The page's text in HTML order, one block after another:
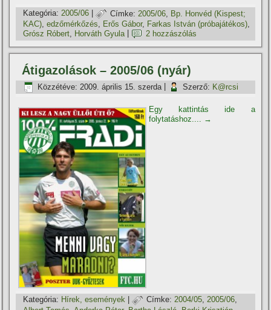
Kategória: 2005/06 | Címke: 2005/06
Bp. Honvéd (Kispest;
KAC),edzőmérkőzés, Erős Gábor, Farkas István (próbajátékos),
Grósz Róbert
Horváth Gyula 2 hozzászólás
Átigazolások – 2005/06 (nyár)
Közzétéve: 2009. április 15. szerda Szerző: K@rcsi
Egy kattintás ide a
folytatáshoz.... →
Kategória: Hí­rek, események Címke: 2004/05 2005/06